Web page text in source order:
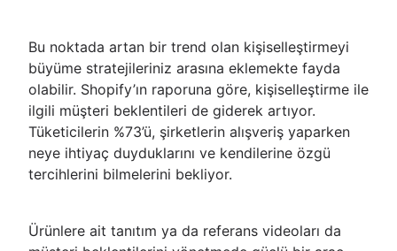
Bu noktada artan bir trend olan kişiselleştirmeyi
büyüme stratejileriniz arasına eklemekte fayda
olabilir. Shopify’ın raporuna göre, kişiselleştirme ile
ilgili müşteri beklentileri de giderek artıyor.
Tüketicilerin %73’ü, şirketlerin alışveriş yaparken
neye ihtiyaç duyduklarını ve kendilerine özgü
tercihlerini bilmelerini bekliyor.
Ürünlere ait tanıtım ya da referans videoları da